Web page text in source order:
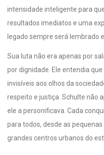
intensidade inteligente para
resultados imediatos e uma
legado sempre será lembrado
Sua luta não era apenas por
por dignidade. Ele entendia
invisíveis aos olhos da
respeito e justiça. Schulte não
ele a personificava. Cada
para todos, desde as
grandes centros urbanos do